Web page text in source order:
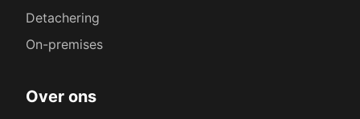
Detachering
On-premises
Over ons